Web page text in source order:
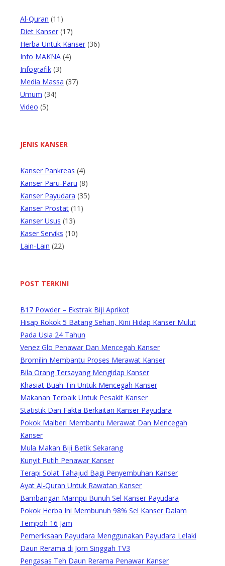
Al-Quran (11)
Diet Kanser (17)
Herba Untuk Kanser (36)
Info MAKNA (4)
Infografik (3)
Media Massa (37)
Umum (34)
Video (5)
JENIS KANSER
Kanser Pankreas (4)
Kanser Paru-Paru (8)
Kanser Payudara (35)
Kanser Prostat (11)
Kanser Usus (13)
Kaser Serviks (10)
Lain-Lain (22)
POST TERKINI
B17 Powder – Ekstrak Biji Aprikot
Hisap Rokok 5 Batang Sehari, Kini Hidap Kanser Mulut
Pada Usia 24 Tahun
Venez Glo Penawar Dan Mencegah Kanser
Bromilin Membantu Proses Merawat Kanser
Bila Orang Tersayang Mengidap Kanser
Khasiat Buah Tin Untuk Mencegah Kanser
Makanan Terbaik Untuk Pesakit Kanser
Statistik Dan Fakta Berkaitan Kanser Payudara
Pokok Malberi Membantu Merawat Dan Mencegah
Kanser
Mula Makan Biji Betik Sekarang
Kunyit Putih Penawar Kanser
Terapi Solat Tahajud Bagi Penyembuhan Kanser
Ayat Al-Quran Untuk Rawatan Kanser
Bambangan Mampu Bunuh Sel Kanser Payudara
Pokok Herba Ini Membunuh 98% Sel Kanser Dalam
Tempoh 16 Jam
Pemeriksaan Payudara Menggunakan Payudara Lelaki
Daun Rerama di Jom Singgah TV3
Pengasas Teh Daun Rerama Penawar Kanser